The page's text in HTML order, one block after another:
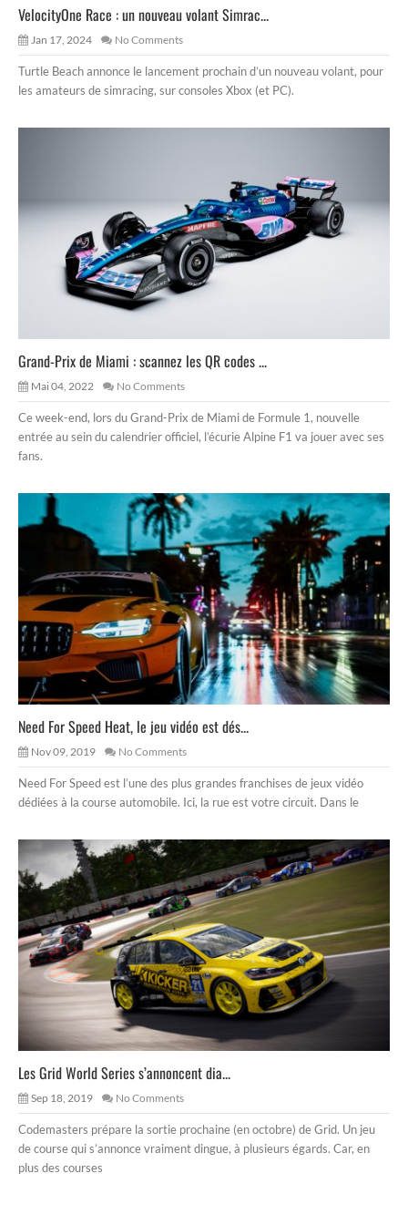
VelocityOne Race : un nouveau volant Simrac...
Jan 17, 2024 No Comments
Turtle Beach annonce le lancement prochain d’un nouveau volant, pour
les amateurs de simracing, sur consoles Xbox (et PC).
Grand-Prix de Miami : scannez les QR codes ...
Mai 04, 2022 No Comments
Ce week-end, lors du Grand-Prix de Miami de Formule 1, nouvelle
entrée au sein du calendrier officiel, l’écurie Alpine F1 va jouer avec ses
fans.
Need For Speed Heat, le jeu vidéo est dés...
Nov 09, 2019 No Comments
Need For Speed est l’une des plus grandes franchises de jeux vidéo
dédiées à la course automobile. Ici, la rue est votre circuit. Dans le
Les Grid World Series s’annoncent dia...
Sep 18, 2019 No Comments
Codemasters prépare la sortie prochaine (en octobre) de Grid. Un jeu
de course qui s’annonce vraiment dingue, à plusieurs égards. Car, en
plus des courses